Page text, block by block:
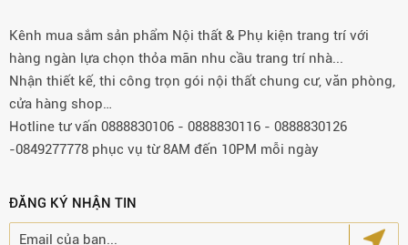
Kênh mua sắm sản phẩm Nội thất & Phụ kiện trang trí với
hàng ngàn lựa chọn thỏa mãn nhu cầu trang trí nhà...
Nhận thiết kế, thi công trọn gói nội thất chung cư, văn phòng,
cửa hàng shop…
Hotline tư vấn 0888830106 - 0888830116 - 0888830126
-0849277778 phục vụ từ 8AM đến 10PM mỗi ngày
ĐĂNG KÝ NHẬN TIN